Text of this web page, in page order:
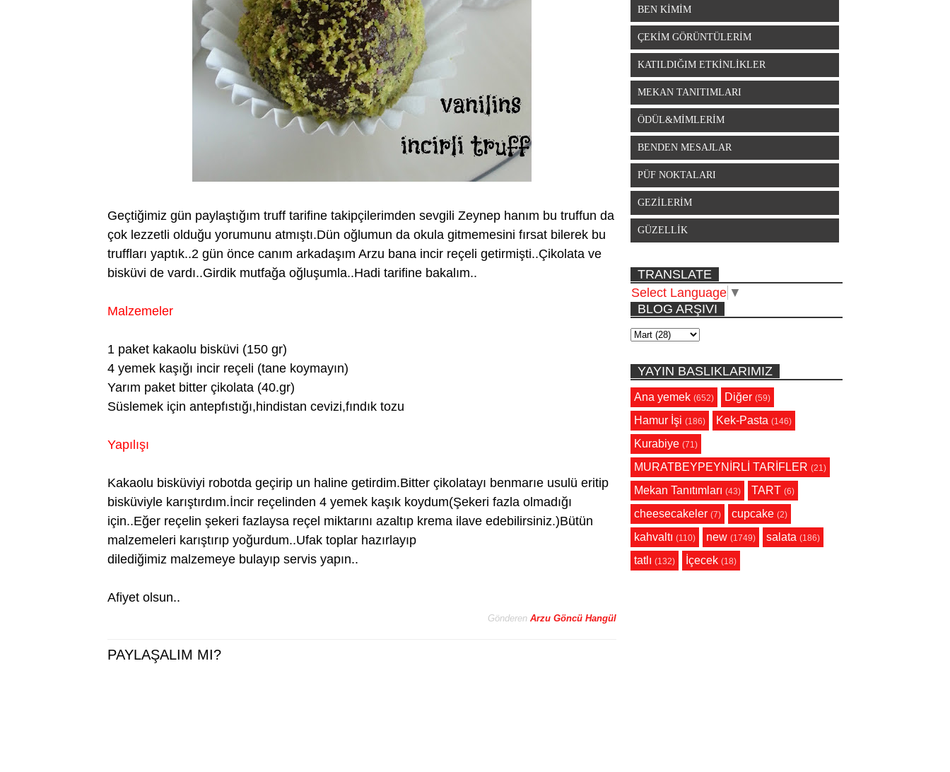
Geçtiğimiz gün paylaştığım truff tarifine takipçilerimden sevgili Zeynep hanım bu truffun da
çok lezzetli olduğu yorumunu atmıştı.Dün oğlumun da okula gitmemesini fırsat bilerek bu
truffları yaptık..2 gün önce canım arkadaşım Arzu bana incir reçeli getirmişti..Çikolata ve
bisküvi de vardı..Girdik mutfağa oğluşumla..Hadi tarifine bakalım..
Malzemeler
1 paket kakaolu bisküvi (150 gr)
4 yemek kaşığı incir reçeli (tane koymayın)
Yarım paket bitter çikolata (40.gr)
Süslemek için antepfıstığı,hindistan cevizi,fındık tozu
Yapılışı
Kakaolu bisküviyi robotda geçirip un haline getirdim.Bitter çikolatayı benmarıe usulü eritip
bisküviyle karıştırdım.İncir reçelinden 4 yemek kaşık koydum(Şekeri fazla olmadığı
için..Eğer reçelin şekeri fazlaysa reçel miktarını azaltıp krema ilave edebilirsiniz.)Bütün
malzemeleri karıştırıp yoğurdum..Ufak toplar hazırlayıp
dilediğimiz malzemeye bulayıp servis yapın..
Afiyet olsun..
Gönderen Arzu Göncü Hangül
PAYLAŞALIM MI?
BEN KİMİM
ÇEKİM GÖRÜNTÜLERİM
KATILDIĞIM ETKİNLİKLER
MEKAN TANITIMLARI
ÖDÜL&MİMLERİM
BENDEN MESAJLAR
PÜF NOKTALARI
GEZİLERİM
GÜZELLİK
TRANSLATE
Select Language ▼
BLOG ARŞIVI
YAYIN BASLIKLARIMIZ
Ana yemek (652) Diğer (59)
Hamur İşi (186) Kek-Pasta (146)
Kurabiye (71)
MURATBEYPEYNİRLİ TARİFLER (21)
Mekan Tanıtımları (43) TART (6)
cheesecakeler (7) cupcake (2)
kahvaltı (110) new (1749) salata (186)
tatlı (132) İçecek (18)